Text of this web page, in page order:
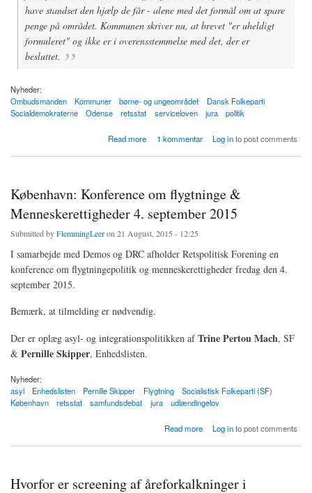
have standset den hjælp de får - alene med det formål om at spare
penge på området. Kommunen skriver nu, at brevet "er uheldigt
formuleret" og ikke er i overensstemmelse med det, der er
besluttet.
Nyheder:
Ombudsmanden
Kommuner børne- og ungeområdet
Dansk Folkeparti
Socialdemokraterne
Odense retsstat serviceloven jura politik
Read more
about Odense kommune dokumenterer selv ulovlig praksis over for udsatte børn & unge i
1 kommentar Log into post comments
København: Konference om flygtninge &
Menneskerettigheder 4. september 2015
Submitted byFlemmingLeeron 21 August, 2015 - 12:25
I samarbejde med Demos og DRC afholder Retspolitisk Forening en
konference om flygtningepolitik og menneskerettigheder fredag den 4.
september 2015.
Bemærk, at tilmelding er nødvendig.
Der er oplæg asyl- og integrationspolitikken afTrine Pertou Mach, SF
& Pernille Skipper, Enhedslisten.
Nyheder:
asyl
Enhedslisten Pernille Skipper Flygtning
Socialistisk Folkeparti (SF)
København
retsstat samfundsdebat jura udlændingelov
Read more
about København: Konference om flygtninge & Menneskerettigheder 4. september 2015
Log into post comments
Hvorfor er screening af åreforkalkninger i